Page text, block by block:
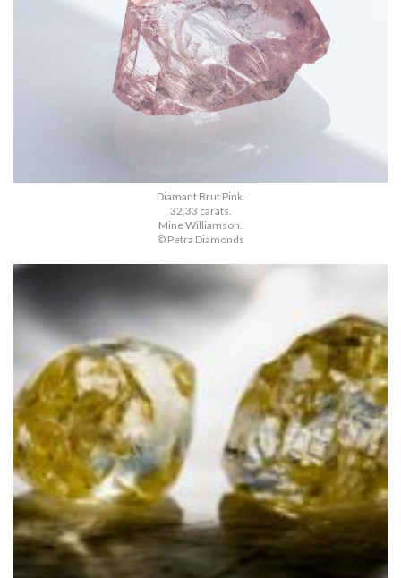
Diamant Brut Pink.
32,33 carats.
Mine Williamson.
© Petra Diamonds